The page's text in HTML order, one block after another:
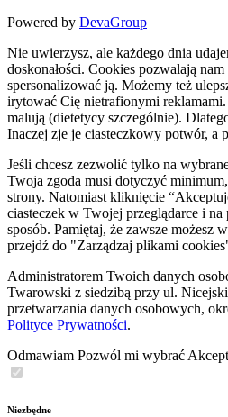
Powered by DevaGroup
Nie uwierzysz, ale każdego dnia
doskonałości. Cookies pozwalają
spersonalizować ją. Możemy też
irytować Cię nietrafionymi reklamami.
malują (dietetycy szczególnie).
Inaczej zje je ciasteczkowy potwór, a
Jeśli chcesz zezwolić tylko na
Twoja zgoda musi dotyczyć
strony. Natomiast kliknięcie
ciasteczek w Twojej przeglądarce i
sposób. Pamiętaj, że zawsze możesz
przejdź do "Zarządzaj plikami
Administratorem Twoich danych
Twarowski z siedzibą przy ul.
przetwarzania danych osobowych,
Polityce Prywatności.
Odmawiam Pozwól mi wybrać
Niezbędne